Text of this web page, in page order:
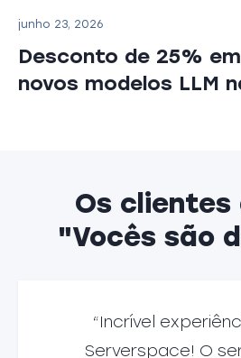
junho 23, 2026
Desconto de 25%
novos modelos LLM
Os clientes
"Vocês são
“Incrível
Serverspace! O